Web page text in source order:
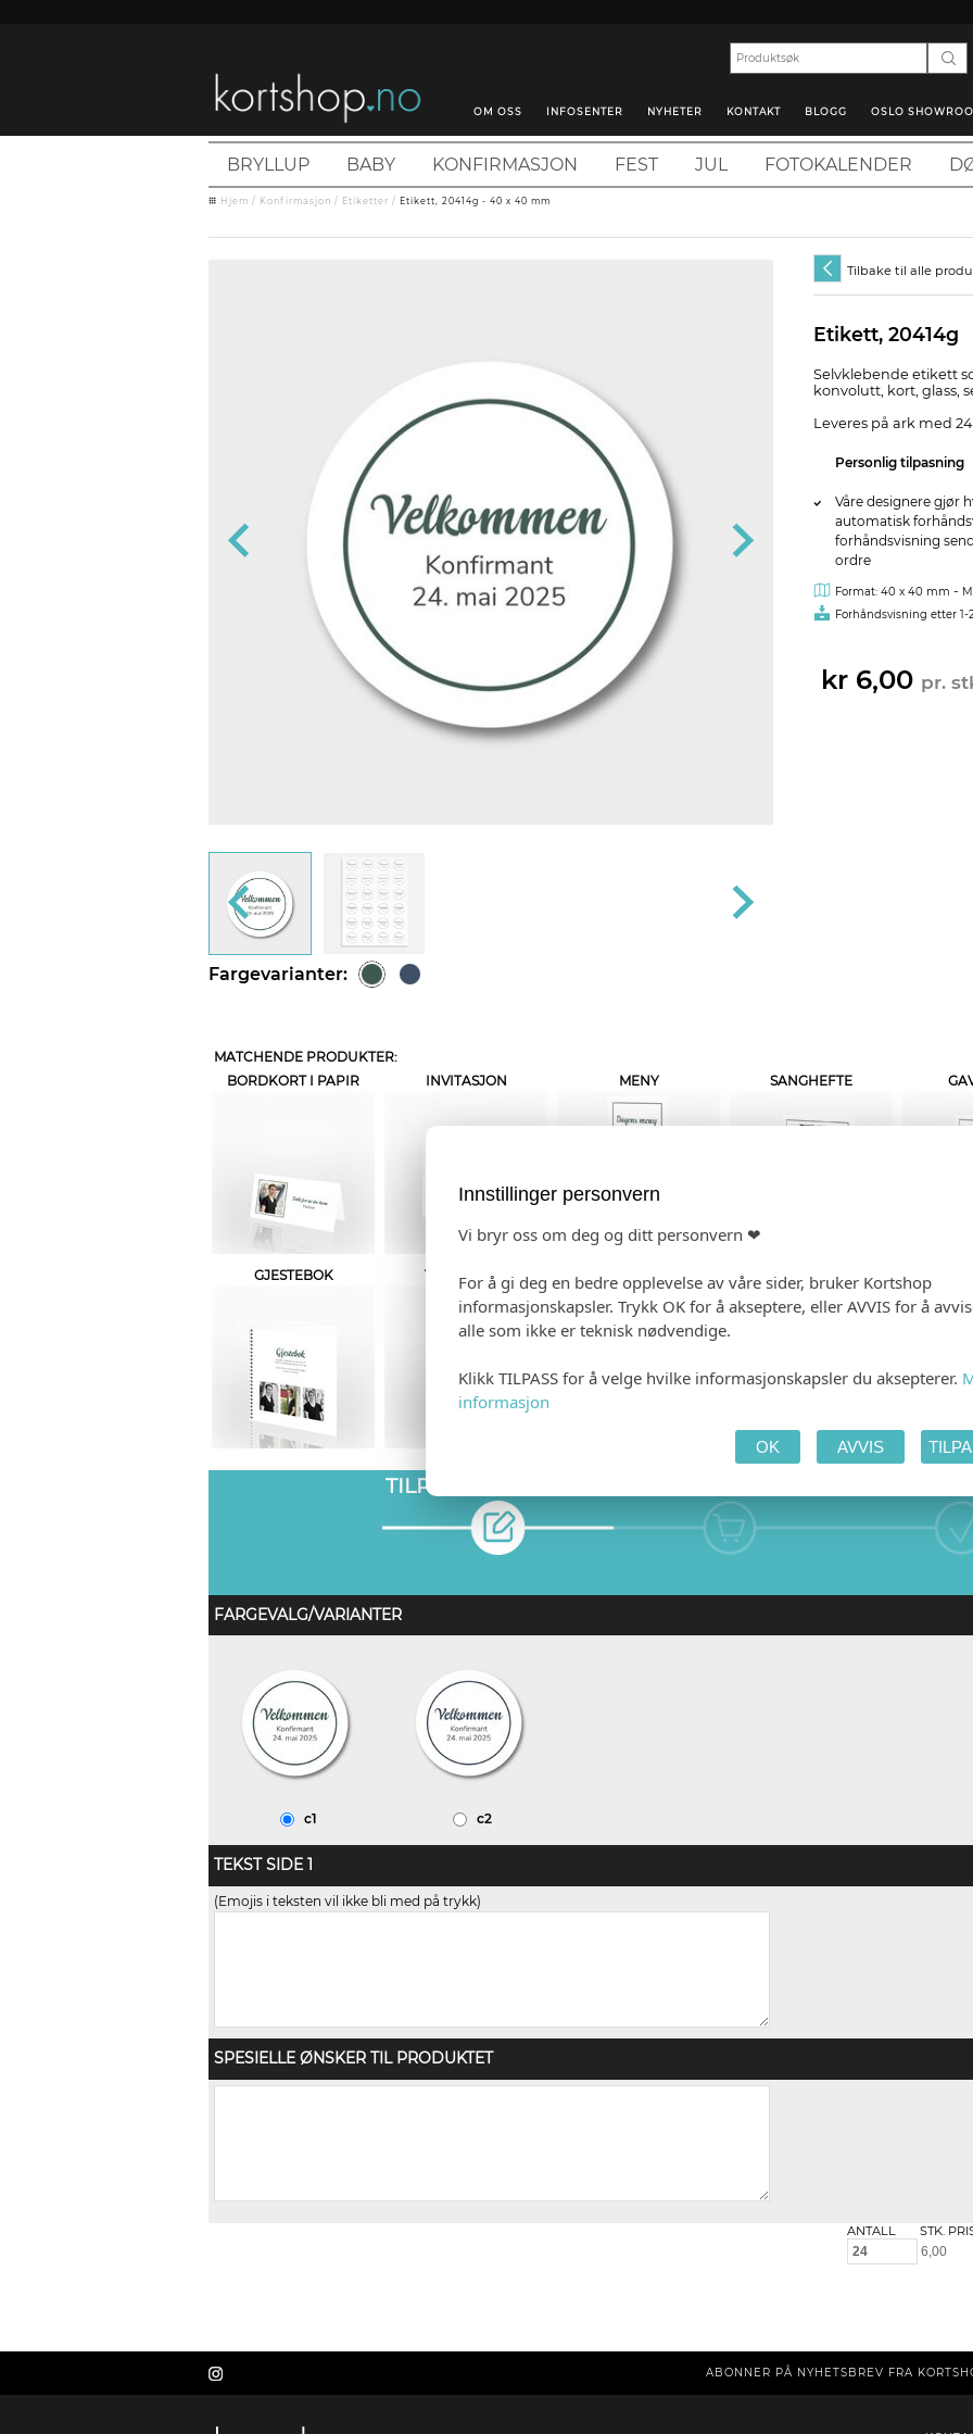
OM OSS INFOSENTER NYHETER KONTAKT BLOGG OSLO
BRYLLUP BABY KONFIRMASJON FEST JUL FOTOKALENDER
Hjem / Konfirmasjon / Etiketter / Etikett, 20414g - 40 x 40 mm
Fargevarianter:
Tilbake til alle
Etikett, 20414g
Selvklebende etikett
konvolutt, kort, glass,
Leveres på ark med
Personlig tilpasning
Våre designere gjør
automatisk
forhåndsvisning
ordre
Format: 40 x 40 mm -
Forhåndsvisning etter
kr 6,00 pr.
MATCHENDE PRODUKTER:
BORDKORT I PAPIR
INVITASJON MENY SANGHEFTE
GJESTEBOK TAKKEKORT
TILPASS PRODUKTET
FARGEVALG/VARIANTER
c1 c2
TEKST SIDE 1
(Emojis i teksten vil ikke bli med på trykk)
SPESIELLE ØNSKER TIL PRODUKTET
ANTALL STK.
ABONNER PÅ NYHETSBREV FRA
Innstillinger personvern
Vi bryr oss om deg og ditt personvern ❤
For å gi deg en bedre opplevelse av våre sider, bruker Kortshop
informasjonskapsler. Trykk OK for å akseptere, eller AVVIS for å
alle som ikke er teknisk nødvendige.
Klikk TILPASS for å velge hvilke informasjonskapsler du aksepterer.
informasjon
OK AVVIS